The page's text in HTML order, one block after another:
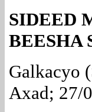
SIDEED
BEESHA
Galkacyo
Axad; 27/